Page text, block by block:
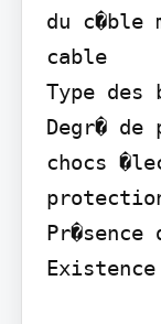
du c�ble
cable
Type des
Degr�
chocs
Pr�sence